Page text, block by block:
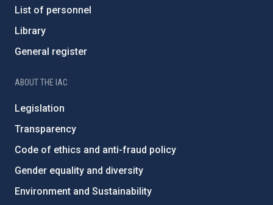
List of personnel
Library
General register
ABOUT THE IAC
Legislation
Transparency
Code of ethics and anti-fraud policy
Gender equality and diversity
Environment and Sustainability